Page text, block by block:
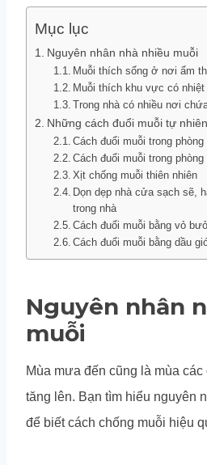
Mục lục
Nguyên nhân nhà nhiều muỗi
Muỗi thích sống ở nơi ẩm
Muỗi thích khu vực có
Trong nhà có nhiều nơi
Những cách đuổi muỗi tự
Cách đuổi muỗi trong phòng
Cách đuổi muỗi trong
Xịt chống muỗi thiên nhiên
Dọn dẹp nhà cửa sạch sẽ,
trong nhà
Cách đuổi muỗi bằng vỏ
Cách đuổi muỗi bằng dầu
Nguyên nhân
muỗi
Mùa mưa đến cũng là mùa các
tăng lên. Bạn tìm hiểu nguyên
để biết cách chống muỗi hiệu